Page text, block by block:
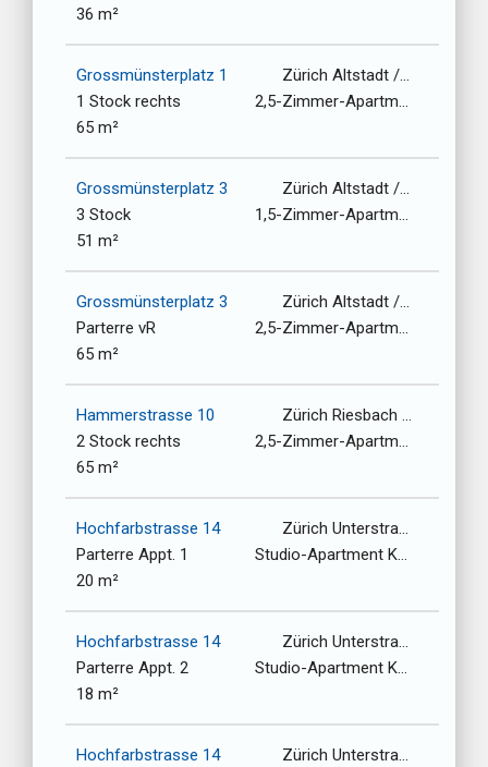
36 m²
Grossmünsterplatz 1
Zürich Altstadt / 8001
1 Stock rechts
2,5-Zimmer-Apartment
65 m²
Grossmünsterplatz 3
Zürich Altstadt / 8001
3 Stock
1,5-Zimmer-Apartment
51 m²
Grossmünsterplatz 3
Zürich Altstadt / 8001
Parterre vR
2,5-Zimmer-Apartment
65 m²
Hammerstrasse 10
Zürich Riesbach / 8008
2 Stock rechts
2,5-Zimmer-Apartment
65 m²
Hochfarbstrasse 14
Zürich Unterstrasse-Oberstrasse / 8006
Parterre Appt. 1
Studio-Apartment Kochnische
20 m²
Hochfarbstrasse 14
Zürich Unterstrasse-Oberstrasse / 8006
Parterre Appt. 2
Studio-Apartment Kochnische
18 m²
Hochfarbstrasse 14
Zürich Unterstrasse-Oberstrasse / 8006